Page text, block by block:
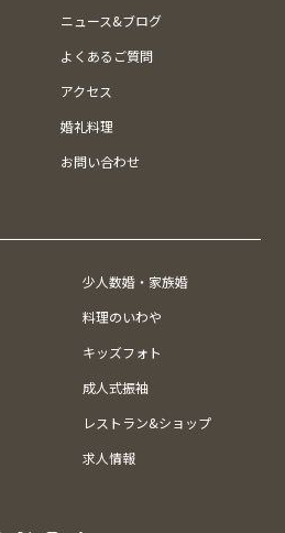
ニュース&ブログ
よくあるご質問
アクセス
婚礼料理
お問い合わせ
少人数婚・家族婚
料理のいわや
キッズフォト
成人式振袖
レストラン&ショップ
求人情報